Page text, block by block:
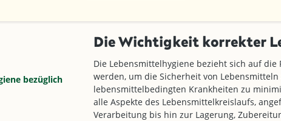
Die Wichtigkeit korrekter
Die Lebensmittelhygiene bezieht sich auf
werden, um die Sicherheit von
lebensmittelbedingten Krankheiten zu
alle Aspekte des Lebensmittelkreislaufs,
Verarbeitung bis hin zur Lagerung,
bezüglich